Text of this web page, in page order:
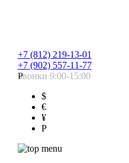
+7 (812) 219-13-01
+7 (902) 557-11-77
Звонки 9:00-15:00
Р
$
€
¥
Р